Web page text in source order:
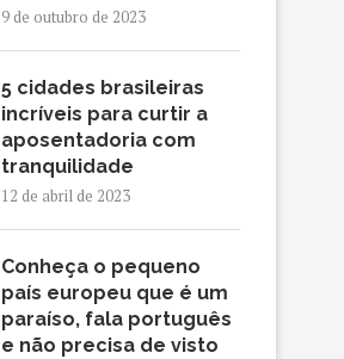
9 de outubro de 2023
5 cidades brasileiras
incríveis para curtir a
aposentadoria com
tranquilidade
12 de abril de 2023
Conheça o pequeno
país europeu que é um
paraíso, fala português
e não precisa de visto